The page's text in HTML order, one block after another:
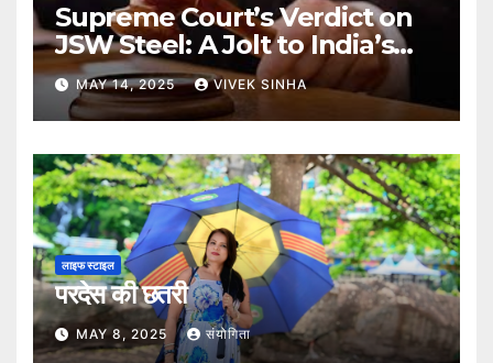
Supreme Court’s Verdict on
JSW Steel: A Jolt to India’s
Insolvency Framework
MAY 14, 2025 VIVEK SINHA
लाइफ स्टाइल
परदेस की छतरी
MAY 8, 2025 संयोगिता